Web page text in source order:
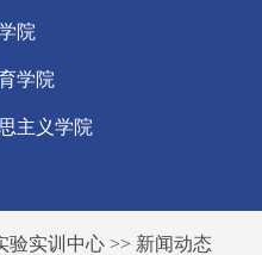
院
学院
主义学院
验实训中心 >> 新闻动态